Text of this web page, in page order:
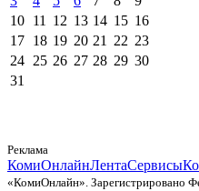
10 11 12 13 14 15 16
17 18 19 20 21 22 23
24 25 26 27 28 29 30
31
Реклама
КомиОнлайнЛентаСервисы
«КомиОнлайн». Зарегистрировано